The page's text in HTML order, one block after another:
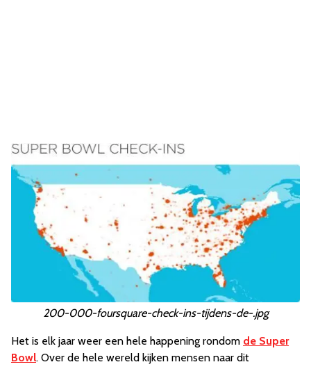
200-000-foursquare-check-ins-tijdens-de-.jpg
Het is elk jaar weer een hele happening rondom de Super
Bowl. Over de hele wereld kijken mensen naar dit